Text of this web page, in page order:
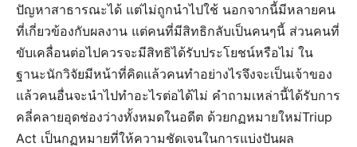
ปัญหาสาธารณะได้ แต่ไม่ถูกนำไปใช้ นอกจากนี้มีหลายคน
ที่เกี่ยวข้องกับผลงาน แต่คนที่มีสิทธิกลับเป็นคนๆนี้ ส่วนคนที่
ขับเคลื่อนต่อไปควรจะมีสิทธิได้รับประโยชน์หรือไม่ ใน
ฐานะนักวิจัยมีหน้าที่คิดแล้วคนทำอย่างไรจึงจะเป็นเจ้าของ
แล้วคนอื่นจะนำไปทำอะไรต่อได้ไม่ คำถามเหล่านี้ได้รับการ
คลี่คลายอุดช่องว่างทั้งหมดในอดีต ด้วยกฏหมายใหม่Triup
Act เป็นกฏหมายที่ให้ความชัดเจนในการแบ่งปันผล